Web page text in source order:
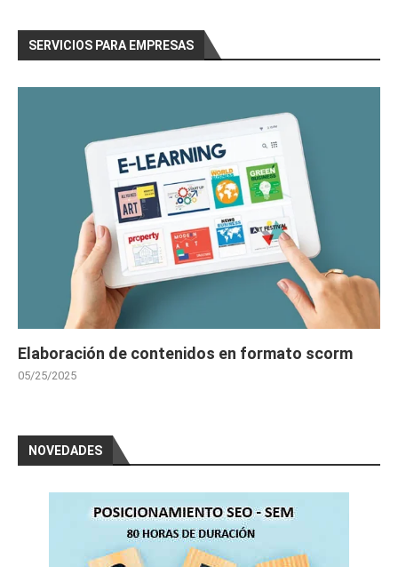
SERVICIOS PARA EMPRESAS
Elaboración de contenidos en formato scorm
05/25/2025
NOVEDADES